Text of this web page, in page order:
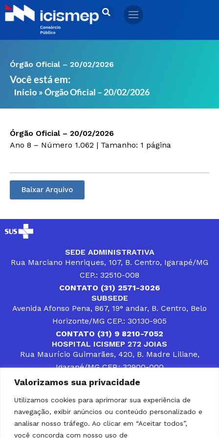
Valorizamos sua privacidade
Utilizamos cookies para aprimorar sua experiência de
navegação, exibir anúncios ou conteúdo personalizado e
analisar nosso tráfego. Ao clicar em “Aceitar todos”,
você concorda com nosso uso de
Ir
para
Órgão Oficial – 20/02/2026
Você está em:
Início »Órgão Oficial – 20/02/2026
Órgão Oficial – 20/02/2026
Ano 8 – Número 1.062 | Tamanho: 1 página
Baixar Arquivo
SEDE ADMINISTRATIVA
Rua Marciano Henriques, 107, B. Centro, Igarapé/MG
CEP.: 32510-008
CONTATO (31) 2571-3026
SUBSEDE
Avenida Afonso Pena, 867, 19° andar, B. Centro, Belo
Horizonte/MG CEP.: 30130-905
CONTATO (31) 9 8210-7052
HOSPITAL ICISMEP 272 JOIAS
Rua Maurício Guimarães, 420, B. Madre Liliane,
Igarapé/MG CEP.: 32900-000
CONTATOS (31) 3512-4400 ou (31) 9 8309-8660
DESENVOLVER SOLUÇÕES, AÇÕES E SERVIÇOS
PÚBLICOS QUE COMPLEMENTEM A ASSISTÊNCIA À
POPULAÇÃO DA REGIÃO EM QUE ATUA, SENDO
PARCEIRO DOS MUNICÍPIOS CONSORCIADOS NA
SOLUÇÃO DE DIFICULDADES ENFRENTADAS POR
GESTORES MUNICIPAIS, É O COMPROMISSO DO